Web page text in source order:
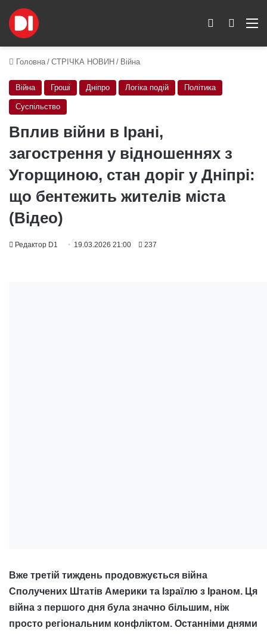
Пошук
Switch skin
Головна / СТРІЧКА НОВИН / Війна
Війна Гроші Дніпро Логіка подій Політика
Суспільство
Вплив війни в Ірані,
загострення у відношеннях з
Угорщиною, стан доріг у Дніпрі:
що бентежить жителів міста
(Відео)
Редактор D1 19.03.2026 21:00 237
Вже третій тиждень продовжується війна
Сполучених Штатів Америки та Ізраїлю з Іраном. Ця
війна з першого дня була значно більшим, ніж
просто регіональним конфліктом. Останніми днями